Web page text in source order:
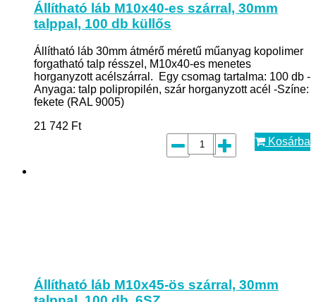
Állítható láb M10x40-es szárral, 30mm
talppal, 100 db küllős
Állítható láb 30mm átmérő méretű műanyag kopolimer
forgatható talp résszel, M10x40-es menetes
horganyzott acélszárral. Egy csomag tartalma: 100 db -
Anyaga: talp polipropilén, szár horganyzott acél -Színe:
fekete (RAL 9005)
21 742 Ft
Kosárba
Állítható láb M10x45-ös szárral, 30mm